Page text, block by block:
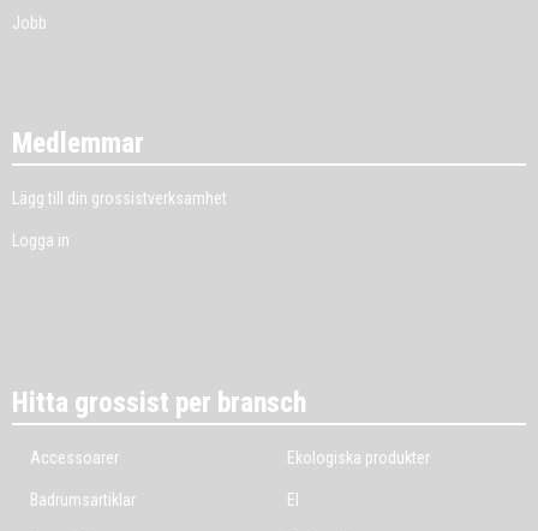
Jobb
Medlemmar
Lägg till din grossistverksamhet
Logga in
Hitta grossist per bransch
Accessoarer
Badrumsartiklar
Ekologiska produkter
El